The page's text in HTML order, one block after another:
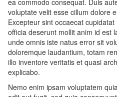
ea commodo consequat. Duis
voluptate velit esse cillum dolore
Excepteur sint occaecat
officia deserunt mollit anim id est
unde omnis iste natus error sit
doloremque laudantium, totam
illo inventore veritatis et quasi
explicabo.
Nemo enim ipsam voluptatem